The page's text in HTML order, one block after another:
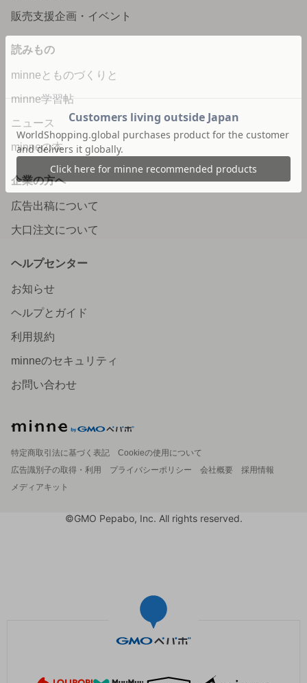
販売支援企画・イベント
読みもの
minneとものづくりと
minne学習帖
ニュース
minneの本
企業の方へ
広告出稿について
大口注文について
ヘルプセンター
お知らせ
ヘルプとガイド
利用規約
minneのセキュリティ
お問い合わせ
特定商取引法に基づく表記
Cookieの使用について
広告識別子の取得・利用
プライバシーポリシー 会社概要
採用情報
メディアキット
©GMO Pepabo, Inc. All rights reserved.